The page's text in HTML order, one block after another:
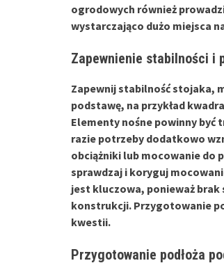
ogrodowych również
wystarczająco dużo miejsca
Zapewnienie stabilności i
Zapewnijstabilnośćstojaka,
podstawę, na przykład
Elementy nośne powinny być
razie potrzeby dodatkowo
obciążniki lub mocowanie do
sprawdzaj i koryguj
jest kluczowa, ponieważ
konstrukcji. Przygotowanie
kwestii.
Przygotowanie podłoża